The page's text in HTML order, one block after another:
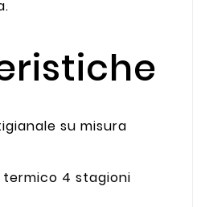
su misura
4 stagioni